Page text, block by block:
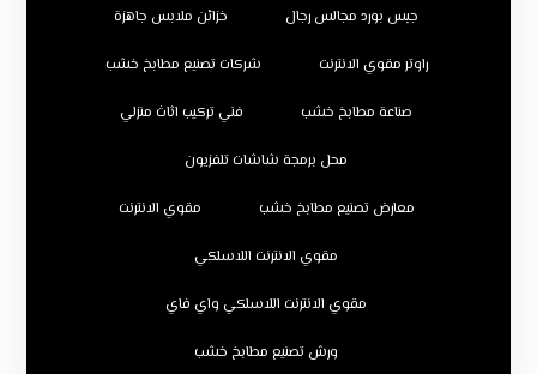
جبس بورد مجالس رجال خزائن ملابس جاهزة
راوتر مقوي الانترنت شركات تصنيع مطابخ خشب
صناعة مطابخ خشب فني تركيب اثاث منزلي
محل برمجة شاشات تلفزيون
معارض تصنيع مطابخ خشب مقوي الانترنت
مقوي الانترنت اللاسلكي
مقوي الانترنت اللاسلكي واي فاي
ورش تصنيع مطابخ خشب